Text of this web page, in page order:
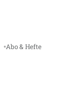
Abo & Hefte